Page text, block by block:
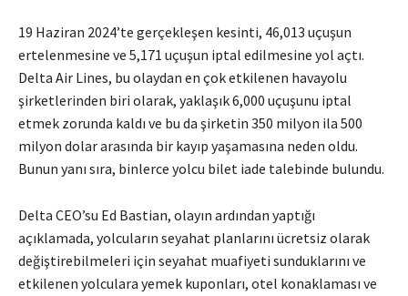
19 Haziran 2024’te gerçekleşen kesinti, 46,013 uçuşun
ertelenmesine ve 5,171 uçuşun iptal edilmesine yol açtı.
Delta Air Lines, bu olaydan en çok etkilenen havayolu
şirketlerinden biri olarak, yaklaşık 6,000 uçuşunu iptal
etmek zorunda kaldı ve bu da şirketin 350 milyon ila 500
milyon dolar arasında bir kayıp yaşamasına neden oldu.
Bunun yanı sıra, binlerce yolcu bilet iade talebinde bulundu.
Delta CEO’su Ed Bastian, olayın ardından yaptığı
açıklamada, yolcuların seyahat planlarını ücretsiz olarak
değiştirebilmeleri için seyahat muafiyeti sunduklarını ve
etkilenen yolculara yemek kuponları, otel konaklaması ve